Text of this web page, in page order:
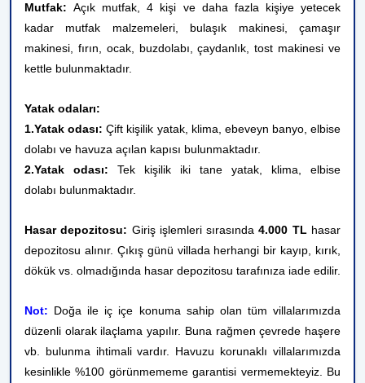
Mutfak:Açık mutfak, 4 kişi ve daha fazla kişiye yetecek
kadar mutfak malzemeleri, bulaşık makinesi, çamaşır
makinesi, fırın, ocak, buzdolabı, çaydanlık, tost makinesi ve
kettle bulunmaktadır.
Yatak odaları:
1.Yatak odası:Çift kişilik yatak, klima, ebeveyn banyo, elbise
dolabı ve havuza açılan kapısı bulunmaktadır.
2.Yatak odası: Tek kişilik iki tane yatak,
klima, elbise
dolabı bulunmaktadır.
Hasar depozitosu: Giriş işlemleri sırasında4.000 TL hasar
depozitosu alınır. Çıkış günü villada herhangi bir kayıp, kırık,
dökük vs. olmadığında hasar depozitosu tarafınıza iade edilir.
Not: Doğa ile iç içe konuma sahip olan tüm villalarımızda
düzenli olarak ilaçlama yapılır. Buna rağmen çevrede haşere
vb. bulunma ihtimali vardır. Havuzu korunaklı villalarımızda
kesinlikle %100 görünmememe garantisi vermemekteyiz. Bu